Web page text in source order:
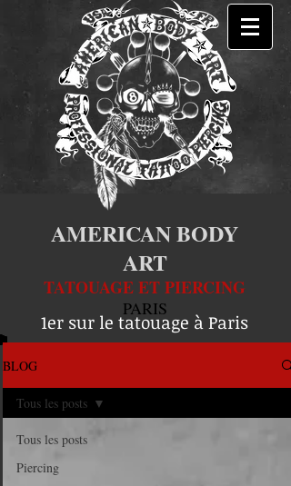
AMERICAN BODY
ART
TATOUAGE ET PIERCING
PARIS
1er sur le tatouage à Paris
BLOG
Tous les posts
Piercing
Tous les posts